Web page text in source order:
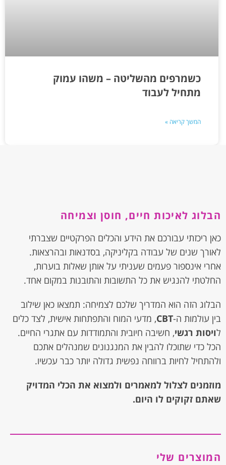
כשמרפים מהשליטה – משהו עמוק
מתחיל לעבוד
המשך קריאה »
הבלוג לאיכות חיים, חוסן וצמיחה
כאן ריכזתי עבורכם את הידע והכלים הפרקטיים שצברתי
לאורך שנים של עבודה בקליניקה, בסדנאות ובהרצאות.
אחרי אינספור פעמים שעניתי על אותן שאלות בוערות,
החלטתי להנגיש את כל התשובות והתובנות במקום אחד.
הבלוג הזה הוא המדריך שלכם לצמיחה: תמצאו כאן שילוב
בין עולמות ה-CBT, מדעי המוח והתפתחות אישית, לצד כלים
לויסות רגשי, חשיבה חיובית והתמודדות עם אתגרי החיים.
הכל כדי שתוכלו להבין את המנגנונים שמנהלים אתכם
ולהתחיל לחיות ברווחה נפשית גדולה יותר כבר עכשיו.
מוזמנים לצלול למאמרים ולמצוא את הכלי המדויק
שאתם זקוקים לו היום.
המוצרים שלי